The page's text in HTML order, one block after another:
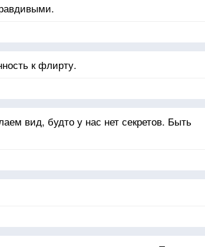
к флирту.
вид, будто у нас нет секретов. Быть